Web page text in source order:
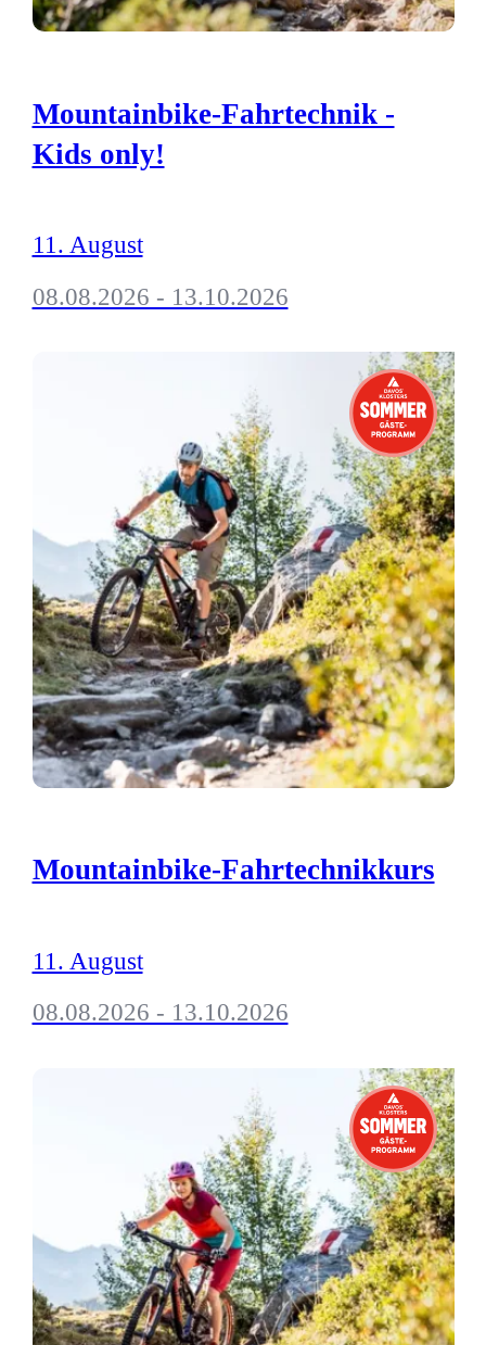
Mountainbike-Fahrtechnik -
Kids only!
11. August
08.08.2026 - 13.10.2026
Mountainbike-Fahrtechnikkurs
11. August
08.08.2026 - 13.10.2026